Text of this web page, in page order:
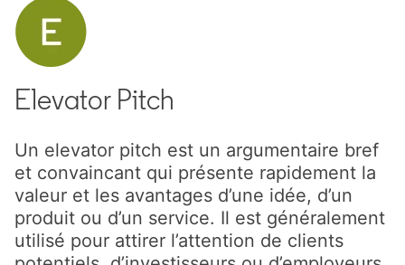
Elevator Pitch
Un elevator pitch est un argumentaire bref
et convaincant qui présente rapidement la
valeur et les avantages d’une idée, d’un
produit ou d’un service. Il est généralement
utilisé pour attirer l’attention de clients